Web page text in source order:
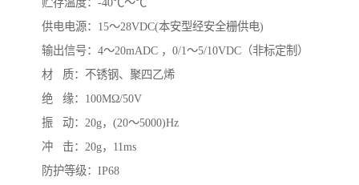
贮存温度：-40℃～℃
供电电源：15～28VDC(本安型经安全栅供电)
输出信号：4～20mADC ，0/1～5/10VDC（非标定制）
材 质：不锈钢、聚四乙烯
绝 缘：100MΩ/50V
振 动：20g，(20～5000)Hz
冲 击：20g，11ms
防护等级：IP68